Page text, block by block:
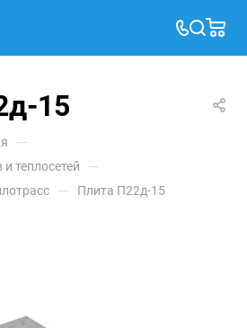
15
—
теплосетей —
— Плита П22д-15